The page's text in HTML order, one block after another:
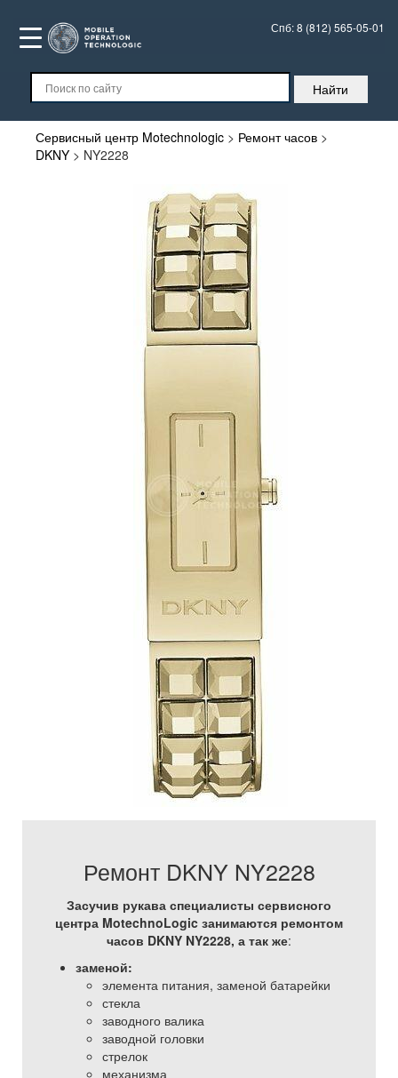
Спб:8 (812) 565-05-01
Сервисный центр Motechnologic > Ремонт часов >
DKNY > NY2228
Ремонт DKNY NY2228
Засучив рукава специалисты сервисного
центра MotechnoLogic занимаются ремонтом
часов DKNY NY2228, а так же:
заменой:
элемента питания, заменой батарейки
стекла
заводного валика
заводной головки
стрелок
механизма